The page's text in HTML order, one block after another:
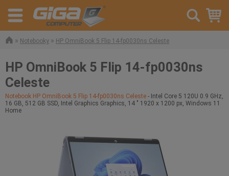
» Notebooky » HP OmniBook 5 Flip 14-fp0030ns Celeste
HP OmniBook 5 Flip 14-fp0030ns
Celeste
Notebook HP OmniBook 5 Flip 14-fp0030ns Celeste - Intel Core 5 120U 0.9 GHz,
16 GB, 512 GB SSD, Intel Graphics Graphics, 14 " 1920 x 1200 px, Windows 11
Home